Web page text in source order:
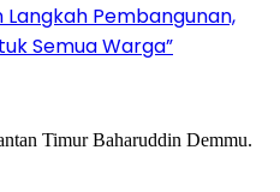
Pembangunan,
Semua Warga”